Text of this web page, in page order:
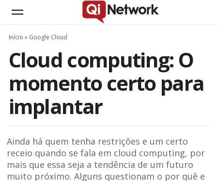
Início » Google Cloud
Cloud computing: O
momento certo para
implantar
Ainda há quem tenha restrições e um certo
receio quando se fala em cloud computing, por
mais que essa seja a tendência de um futuro
muito próximo. Alguns questionam o por quê e